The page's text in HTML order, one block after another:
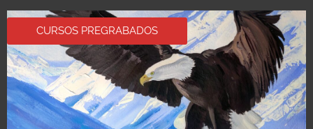
CURSOS PREGRABADOS